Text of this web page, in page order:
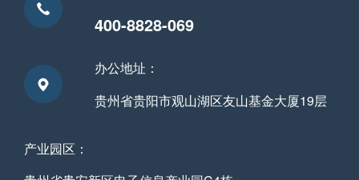
400-8828-069
办公地址：
贵州省贵阳市观山湖区友山基金大厦19层
产业园区：